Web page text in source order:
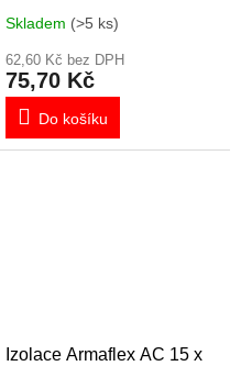
Skladem (>5 ks)
62,60 Kč bez DPH
75,70 Kč
Do košíku
Izolace Armaflex AC 15 x